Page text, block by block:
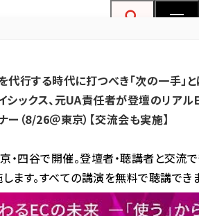
ットショップ担当者フォーラム
ッセンの次世代EC基盤刷
マース基盤構築プロジェクト
行する時代に打つべき「次の一手」と
シックス、元UA責任者が登壇のリアル
ー（8/26＠東京）【交流会も実施】
京・四谷で開催。登壇者・聴講者と交流
ます。すべての講演を無料で聴講でき